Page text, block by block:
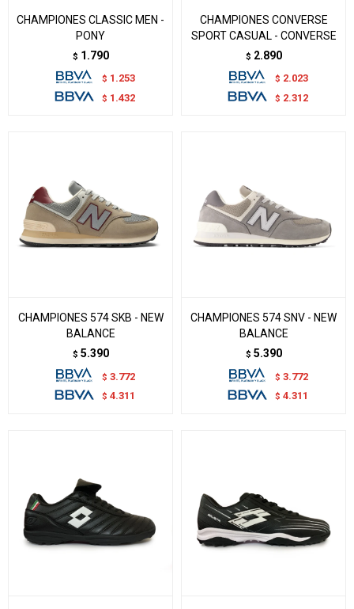
CHAMPIONES CLASSIC MEN -
PONY
$ 1.790
$ 1.253
$ 1.432
CHAMPIONES CONVERSE
SPORT CASUAL - CONVERSE
$ 2.890
$ 2.023
$ 2.312
CHAMPIONES 574 SKB - NEW
BALANCE
$ 5.390
$ 3.772
$ 4.311
CHAMPIONES 574 SNV - NEW
BALANCE
$ 5.390
$ 3.772
$ 4.311